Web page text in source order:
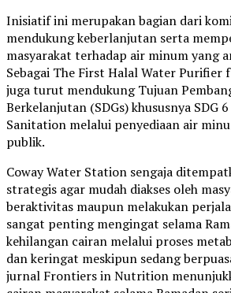
Inisiatif ini merupakan bagian dari
mendukung keberlanjutan serta
masyarakat terhadap air minum yang
Sebagai The First Halal Water Purifier
juga turut mendukung Tujuan
Berkelanjutan (SDGs) khususnya SDG
Sanitation melalui penyediaan air
publik.
Coway Water Station sengaja
strategis agar mudah diakses oleh
beraktivitas maupun melakukan
sangat penting mengingat selama
kehilangan cairan melalui proses
dan keringat meskipun sedang
jurnal Frontiers in Nutrition